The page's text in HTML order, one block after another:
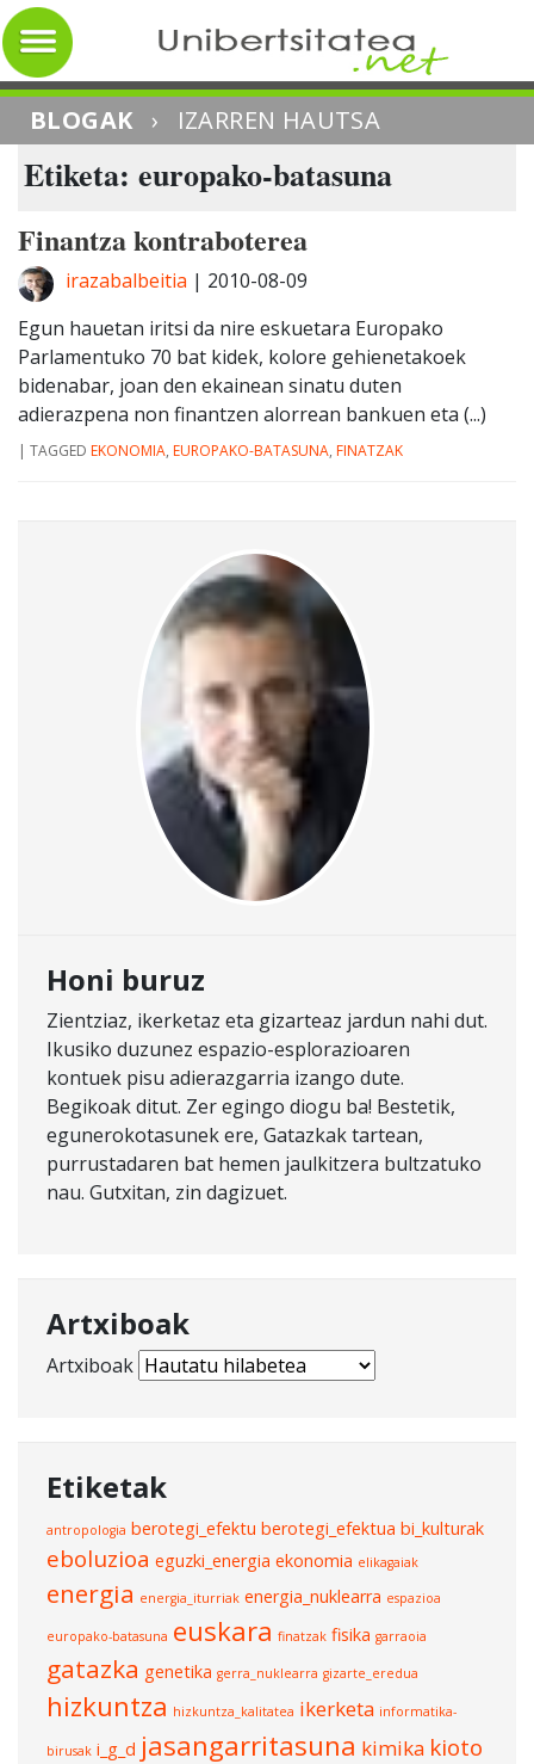
BLOGAK › IZARREN HAUTSA
Etiketa: europako-batasuna
Finantza kontraboterea
irazabalbeitia | 2010-08-09
Egun hauetan iritsi da nire eskuetara Europako
Parlamentuko 70 bat kidek, kolore gehienetakoek
bidenabar, joan den ekainean sinatu duten
adierazpena non finantzen alorrean bankuen eta (...)
| TAGGED EKONOMIA, EUROPAKO-BATASUNA, FINATZAK
Honi buruz
Zientziaz, ikerketaz eta gizarteaz jardun nahi dut.
Ikusiko duzunez espazio-esplorazioaren
kontuek pisu adierazgarria izango dute.
Begikoak ditut. Zer egingo diogu ba! Bestetik,
egunerokotasunek ere, Gatazkak tartean,
purrustadaren bat hemen jaulkitzera bultzatuko
nau. Gutxitan, zin dagizuet.
Artxiboak
Artxiboak
Etiketak
antropologia berotegi_efektu berotegi_efektua bi_kulturak
eboluzioa eguzki_energia ekonomia elikagaiak
energia energia_iturriak energia_nuklearra espazioa
europako-batasuna euskara finatzak fisika garraoia
gatazka genetika gerra_nuklearra gizarte_eredua
hizkuntza hizkuntza_kalitatea ikerketa informatika-
birusak i_g_d jasangarritasuna kimika kioto